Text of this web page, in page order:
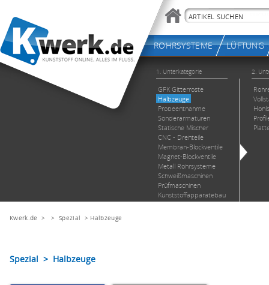
Kwerk.de > >Spezial > Halbzeuge
Spezial > Halbzeuge